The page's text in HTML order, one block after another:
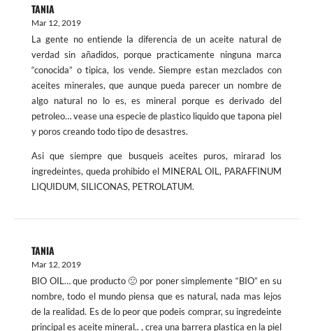
TANIA
Mar 12, 2019
La gente no entiende la diferencia de un aceite natural de
verdad sin añadidos, porque practicamente ninguna marca
“conocida” o tipica, los vende. Siempre estan mezclados con
aceites minerales, que aunque pueda parecer un nombre de
algo natural no lo es, es mineral porque es derivado del
petroleo… vease una especie de plastico liquido que tapona piel
y poros creando todo tipo de desastres.
Asi que siempre que busqueis aceites puros, mirarad los
ingredeintes, queda prohibido el MINERAL OIL, PARAFFINUM
LIQUIDUM, SILICONAS, PETROLATUM.
TANIA
Mar 12, 2019
BIO OIL… que producto 🙁 por poner simplemente “BIO” en su
nombre, todo el mundo piensa que es natural, nada mas lejos
de la realidad. Es de lo peor que podeis comprar, su ingredeinte
principal es aceite mineral.. , crea una barrera plastica en la piel